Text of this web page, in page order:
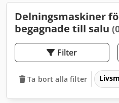
Delningsmaskiner
begagnade till salu
Filter
Ta bort alla filter